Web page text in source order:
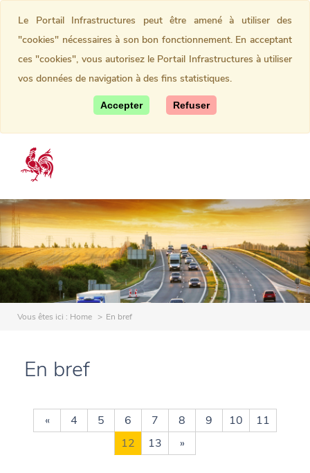
Vous êtes ici : Home En bref
En bref
« 4 5 6 7 8 9 10
11
12
13 »
Le Portail Infrastructures peut être amené à utiliser des
"cookies" nécessaires à son bon fonctionnement. En acceptant
ces "cookies", vous autorisez le Portail Infrastructures à utiliser
vos données de navigation à des fins statistiques.
Accepter Refuser